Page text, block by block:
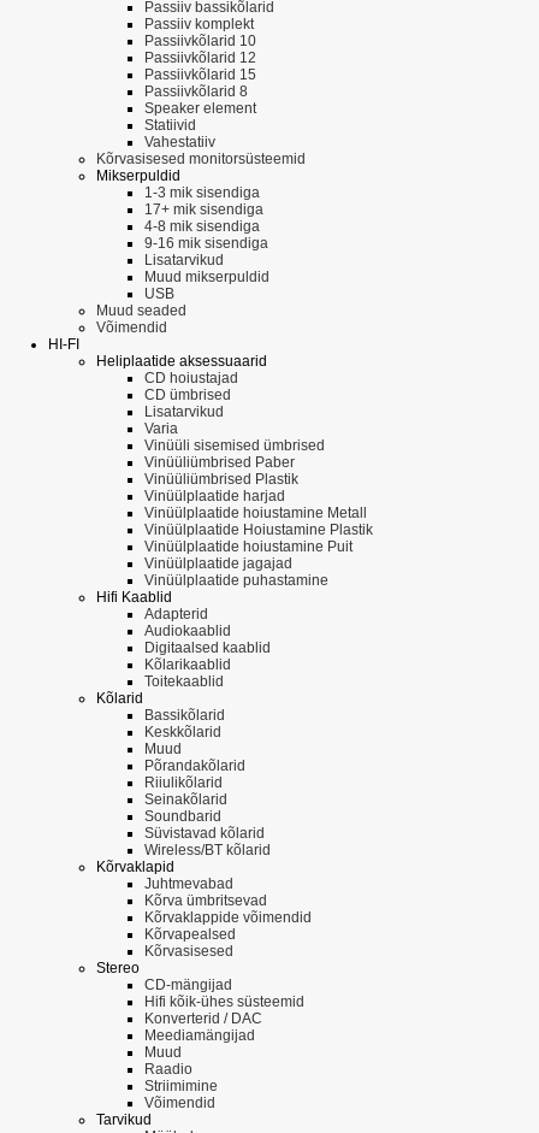
Passiiv bassikõlarid
Passiiv komplekt
Passiivkõlarid 10
Passiivkõlarid 12
Passiivkõlarid 15
Passiivkõlarid 8
Speaker element
Statiivid
Vahestatiiv
Kõrvasisesed monitorsüsteemid
Mikserpuldid
1-3 mik sisendiga
17+ mik sisendiga
4-8 mik sisendiga
9-16 mik sisendiga
Lisatarvikud
Muud mikserpuldid
USB
Muud seaded
Võimendid
HI-FI
Heliplaatide aksessuaarid
CD hoiustajad
CD ümbrised
Lisatarvikud
Varia
Vinüüli sisemised ümbrised
Vinüüliümbrised Paber
Vinüüliümbrised Plastik
Vinüülplaatide harjad
Vinüülplaatide hoiustamine Metall
Vinüülplaatide Hoiustamine Plastik
Vinüülplaatide hoiustamine Puit
Vinüülplaatide jagajad
Vinüülplaatide puhastamine
Hifi Kaablid
Adapterid
Audiokaablid
Digitaalsed kaablid
Kõlarikaablid
Toitekaablid
Kõlarid
Bassikõlarid
Keskkõlarid
Muud
Põrandakõlarid
Riiulikõlarid
Seinakõlarid
Soundbarid
Süvistavad kõlarid
Wireless/BT kõlarid
Kõrvaklapid
Juhtmevabad
Kõrva ümbritsevad
Kõrvaklappide võimendid
Kõrvapealsed
Kõrvasisesed
Stereo
CD-mängijad
Hifi kõik-ühes süsteemid
Konverterid / DAC
Meediamängijad
Muud
Raadio
Striimimine
Võimendid
Tarvikud